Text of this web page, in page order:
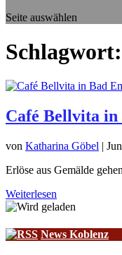
Seite auswählen
Schlagwort:
Café Bellvita
von Katharina Göbel |
Erlöse aus Gemälde
Weiterlesen
News Koblenz